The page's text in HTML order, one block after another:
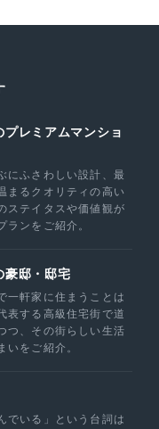
レミアムマンショ
にふさわしい設計、最
まるクオリティの高い
ステイタスや価値観が
ランをご紹介。
豪邸・邸宅
一軒家に住まうことは
表する高級住宅街で道
つ、その街らしい生活
いをご紹介。
でいる」という台詞は